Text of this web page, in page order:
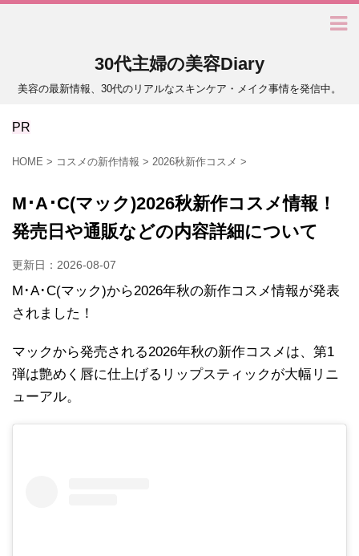
30代主婦の美容Diary
美容の最新情報、30代のリアルなスキンケア・メイク事情を発信中。
PR
HOME > コスメの新作情報 > 2026秋新作コスメ >
M･A･C(マック)2026秋新作コスメ情報！
発売日や通販などの内容詳細について
更新日： 2026-08-07
M･A･C(マック)から2026年秋の新作コスメ情報が発表
されました！
マックから発売される2026年秋の新作コスメは、第1
弾は艶めく唇に仕上げるリップスティックが大幅リニ
ューアル。